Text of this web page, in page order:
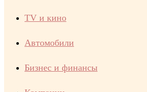
TV и кино
Автомобили
Бизнес и финансы